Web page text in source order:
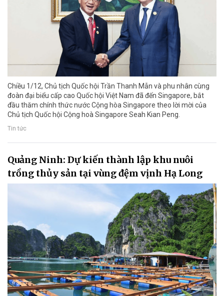
Chiều 1/12, Chủ tịch Quốc hội Trần Thanh Mẫn và phu nhân cùng
đoàn đại biểu cấp cao Quốc hội Việt Nam đã đến Singapore, bắt
đầu thăm chính thức nước Cộng hòa Singapore theo lời mời của
Chủ tịch Quốc hội Cộng hoà Singapore Seah Kian Peng.
Tin tức
Quảng Ninh: Dự kiến thành lập khu nuôi
trồng thủy sản tại vùng đệm vịnh Hạ Long